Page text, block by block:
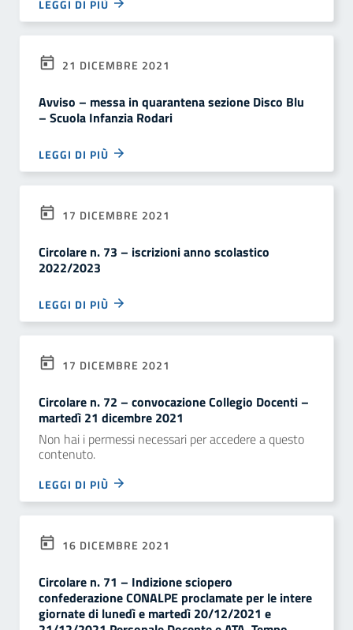
LEGGI DI PIÙ
21 DICEMBRE 2021
Avviso – messa in quarantena sezione Disco Blu
– Scuola Infanzia Rodari
LEGGI DI PIÙ
17 DICEMBRE 2021
Circolare n. 73 – iscrizioni anno scolastico
2022/2023
LEGGI DI PIÙ
17 DICEMBRE 2021
Circolare n. 72 – convocazione Collegio Docenti –
martedì 21 dicembre 2021
Non hai i permessi necessari per accedere a questo
contenuto.
LEGGI DI PIÙ
16 DICEMBRE 2021
Circolare n. 71 – Indizione sciopero
confederazione CONALPE proclamate per le intere
giornate di lunedì e martedì 20/12/2021 e